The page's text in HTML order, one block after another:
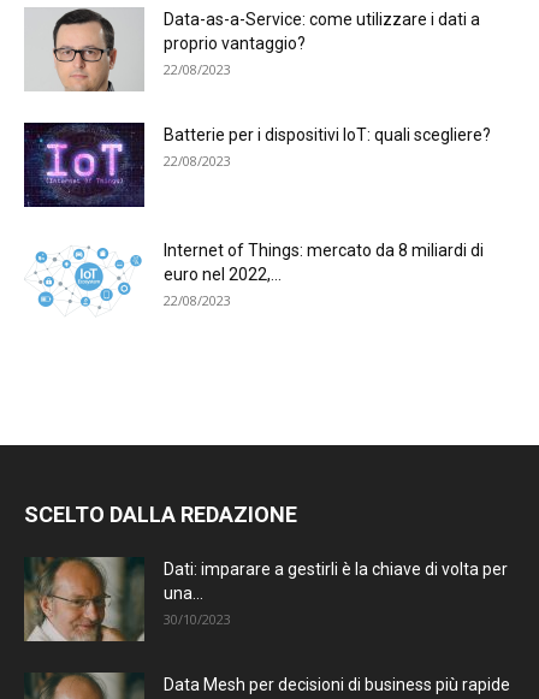
Data-as-a-Service: come utilizzare i dati a
proprio vantaggio?
22/08/2023
Batterie per i dispositivi IoT: quali scegliere?
22/08/2023
Internet of Things: mercato da 8 miliardi di
euro nel 2022,...
22/08/2023
SCELTO DALLA REDAZIONE
Dati: imparare a gestirli è la chiave di volta per
una...
30/10/2023
Data Mesh per decisioni di business più rapide